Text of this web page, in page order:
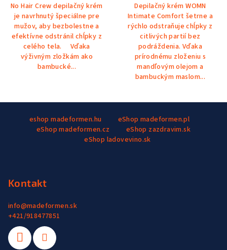
z
5
hviezdičiek.
No Hair Crew depilačný krém
je navrhnutý špeciálne pre
mužov, aby bezbolestne a
efektívne odstránil chĺpky z
celého tela. Vďaka
výživným zložkám ako
bambucké...
z
5
hviezdičiek.
Depilačný krém WOMN
Intimate Comfort šetrne a
rýchlo odstraňuje chĺpky z
citlivých partií bez
podráždenia. Vďaka
prírodnému zloženiu s
mandľovým olejom a
bambuckým maslom...
eshop madeformen.hu
eShop madeformen.pl
eShop madeformen.cz
eShop zazdravim.sk
eShop ladovevino.sk
Kontakt
info@madeformen.sk
+421/918477851